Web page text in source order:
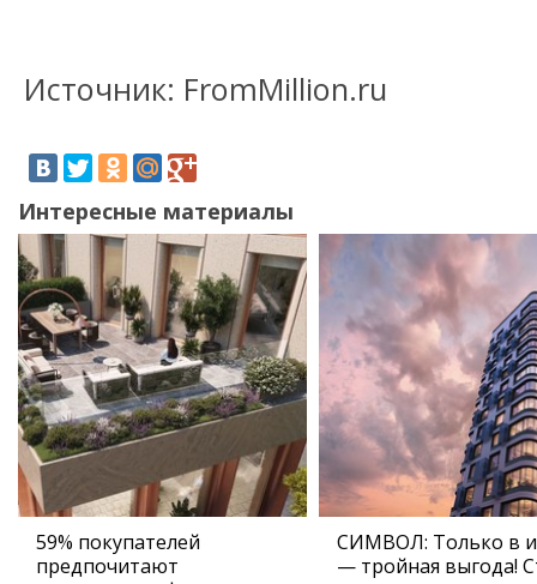
Источник: FromMillion.ru
Интересные материалы
59% покупателей
предпочитают
СИМВОЛ: Только в
— тройная выгода!